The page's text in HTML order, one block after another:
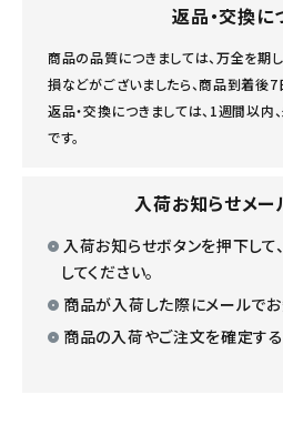
返品・交換に
商品の品質につきましては、万全を期
損などがございましたら、商品到着後7
返品・交換につきましては、1週間以内
です。
入荷お知らせメー
入荷お知らせボタンを押下して
してください。
商品が入荷した際にメールでお
商品の入荷やご注文を確定する